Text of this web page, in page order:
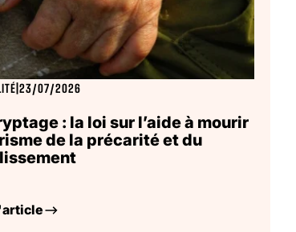
23/07/2026
: la loi sur l’aide à mourir
de la précarité et du